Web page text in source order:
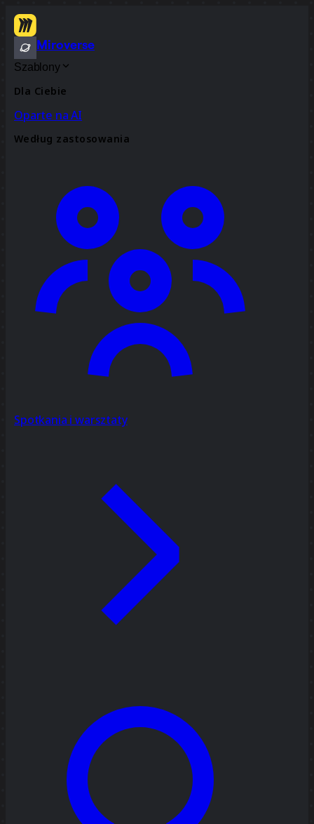
Miroverse
Szablony
Dla Ciebie
Oparte na AI
Według zastosowania
Spotkania i warsztaty